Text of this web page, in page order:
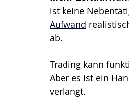
ist keine
Aufwand
ab.
Trading kann
Aber es ist ein
verlangt.